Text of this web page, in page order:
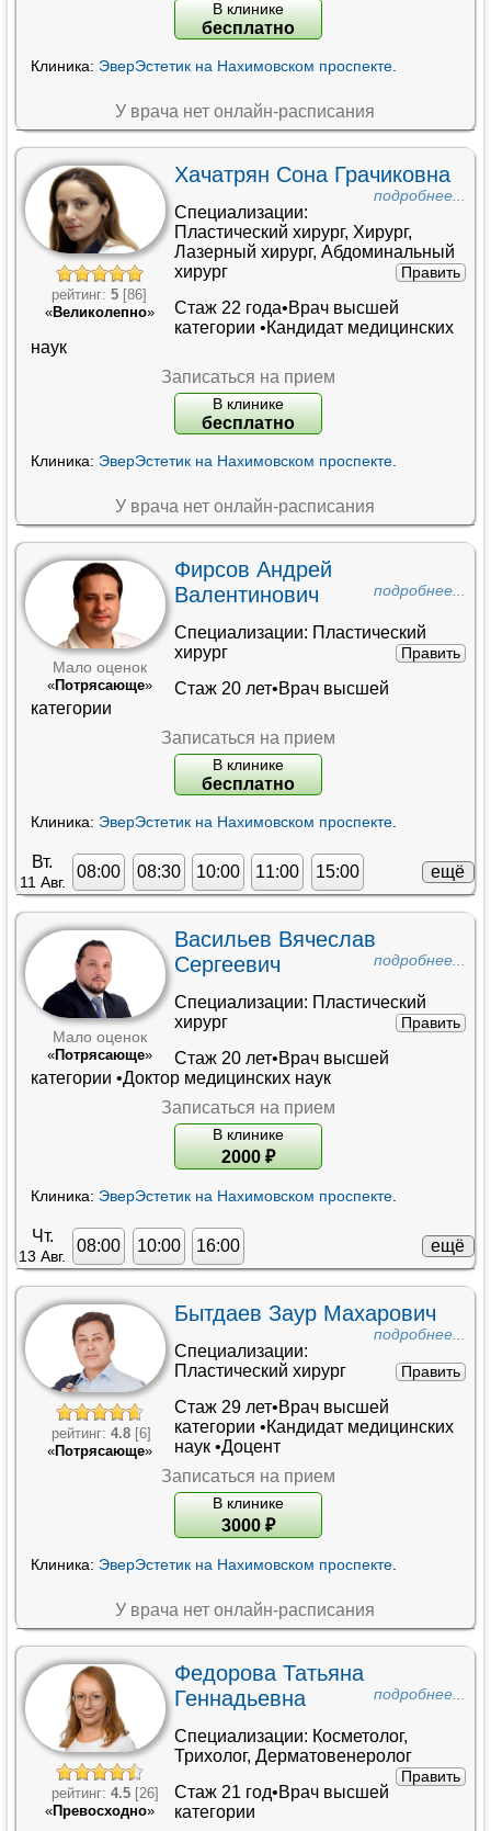
В клинике
бесплатно
Клиника: ЭверЭстетик на Нахимовском проспекте.
У врача нет онлайн-расписания
рейтинг:5 [86]
«Великолепно»
Хачатрян Сона Грачиковна
подробнее...
Специализации:
Пластический хирург, Хирург,
Лазерный хирург, Абдоминальный
хирург
Править
Стаж 22 года•Врач высшей
категории •Кандидат медицинских
наук
Записаться на прием
В клинике
бесплатно
Клиника: ЭверЭстетик на Нахимовском проспекте.
У врача нет онлайн-расписания
Мало оценок
«Потрясающе»
Фирсов Андрей
Валентинович
подробнее...
Специализации: Пластический
хирург
Править
Стаж 20 лет•Врач высшей
категории
Записаться на прием
В клинике
бесплатно
Клиника: ЭверЭстетик на Нахимовском проспекте.
Вт.
11 Авг.
08:00 08:30 10:00 11:00 15:00 ещё
Мало оценок
«Потрясающе»
Васильев Вячеслав
Сергеевич
подробнее...
Специализации: Пластический
хирург
Править
Стаж 20 лет•Врач высшей
категории •Доктор медицинских наук
Записаться на прием
В клинике
2000 ₽
Клиника: ЭверЭстетик на Нахимовском проспекте.
Чт.
13 Авг.
08:00 10:00 16:00 ещё
рейтинг: 4.8[6]
«Потрясающе»
Бытдаев Заур Махарович
подробнее...
Специализации:
Пластический хирург
Править
Стаж 29 лет•Врач высшей
категории •Кандидат медицинских
наук•Доцент
Записаться на прием
В клинике
3000 ₽
Клиника: ЭверЭстетик на Нахимовском проспекте.
У врача нет онлайн-расписания
рейтинг: 4.5[26]
«Превосходно»
Федорова Татьяна
Геннадьевна
подробнее...
Специализации: Косметолог,
Трихолог, Дерматовенеролог
Править
Стаж 21 год•Врач высшей
категории